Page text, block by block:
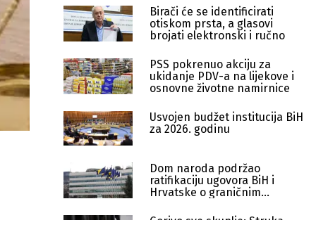
Birači će se identificirati
otiskom prsta, a glasovi
brojati elektronski i ručno
PSS pokrenuo akciju za
ukidanje PDV-a na lijekove i
osnovne životne namirnice
Usvojen budžet institucija BiH
za 2026. godinu
Dom naroda podržao
ratifikaciju ugovora BiH i
Hrvatske o graničnim
Gorivo sve skuplje: Struka